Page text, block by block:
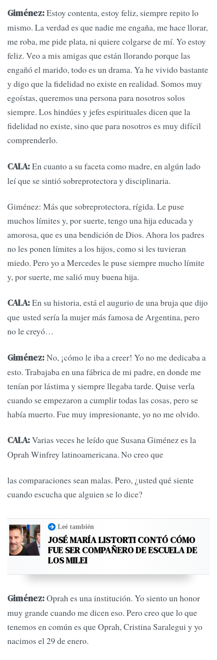
Giménez:Estoy contenta, estoy feliz, siempre repito lo
mismo. La verdad es que nadie me engaña, me hace llorar,
me roba, me pide plata, ni quiere colgarse de mí. Yo estoy
feliz. Veo a mis amigas que están llorando porque las
engañó el marido, todo es un drama. Ya he vivido bastante
y digo que la fidelidad no existe en realidad. Somos muy
egoístas, queremos una persona para nosotros solos
siempre. Los hindúes y jefes espirituales dicen que la
fidelidad no existe, sino que para nosotros es muy difícil
comprenderlo.
CALA:En cuanto a su faceta como madre, en algún lado
leí que se sintió sobreprotectora y disciplinaria.
Giménez: Más que sobreprotectora, rígida. Le puse
muchos límites y, por suerte, tengo una hija educada y
amorosa, que es una bendición de Dios. Ahora los padres
no les ponen límites a los hijos, como si les tuvieran
miedo. Pero yo a Mercedes le puse siempre mucho límite
y, por suerte, me salió muy buena hija.
CALA:En su historia, está el augurio de una bruja que dijo
que usted sería la mujer más famosa de Argentina, pero
no le creyó…
Giménez:No, ¡cómo le iba a creer! Yo no me dedicaba a
esto. Trabajaba en una fábrica de mi padre, en donde me
tenían por lástima y siempre llegaba tarde. Quise verla
cuando se empezaron a cumplir todas las cosas, pero se
había muerto. Fue muy impresionante, yo no me olvido.
CALA:Varias veces he leído que Susana Giménez es la
Oprah Winfrey latinoamericana. No creo que
las comparaciones sean malas. Pero, ¿usted qué siente
cuando escucha que alguien se lo dice?
Leé también
JOSÉ MARÍA LISTORTI CONTÓ CÓMO
FUE SER COMPAÑERO DE ESCUELA DE
LOS MILEI
Giménez:Oprah es una institución. Yo siento un honor
muy grande cuando me dicen eso. Pero creo que lo que
tenemos en común es que Oprah, Cristina Saralegui y yo
nacimos el 29 de enero.